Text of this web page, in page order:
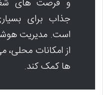
و فرصت های
جذاب برای
است. مدیریت
از امکانات محلی،
ها کمک کند.